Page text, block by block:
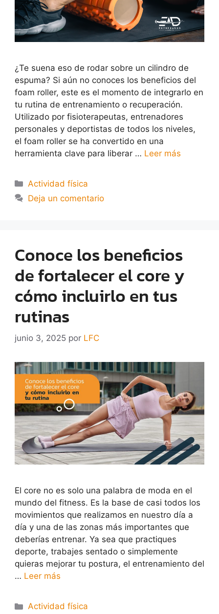
¿Te suena eso de rodar sobre un cilindro de
espuma? Si aún no conoces los beneficios del
foam roller, este es el momento de integrarlo en
tu rutina de entrenamiento o recuperación.
Utilizado por fisioterapeutas, entrenadores
personales y deportistas de todos los niveles,
el foam roller se ha convertido en una
herramienta clave para liberar … Leer más
Actividad física
Deja un comentario
Conoce los beneficios
de fortalecer el core y
cómo incluirlo en tus
rutinas
junio 3, 2025 por LFC
El core no es solo una palabra de moda en el
mundo del fitness. Es la base de casi todos los
movimientos que realizamos en nuestro día a
día y una de las zonas más importantes que
deberías entrenar. Ya sea que practiques
deporte, trabajes sentado o simplemente
quieras mejorar tu postura, el entrenamiento del
… Leer más
Actividad física